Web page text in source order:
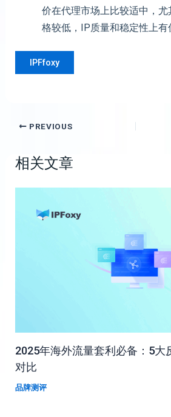
价在代理市场上比较适中，
格较低，IP质量和稳定性上有
IPFfoxy
PREVIOUS
相关文章
2025年海外流量套利必备：5大
对比
品牌测评